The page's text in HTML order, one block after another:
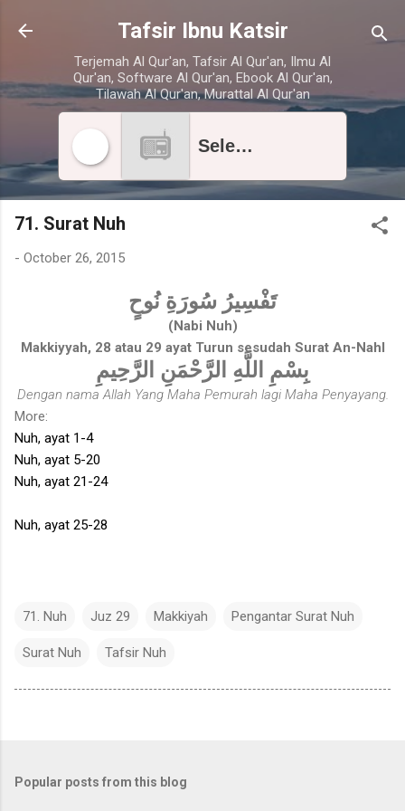
Skip to main content
Tafsir Ibnu Katsir
Terjemah Al Qur'an, Tafsir Al Qur'an, Ilmu Al
Qur'an, Software Al Qur'an, Ebook Al Qur'an,
Tilawah Al Qur'an, Murattal Al Qur'an
Select radio station
71. Surat Nuh
- October 26, 2015
تَفْسِيرُ سُورَةِ نُوحٍ
(Nabi Nuh)
Makkiyyah, 28 atau 29 ayat Turun sesudah Surat An-Nahl
بِسْمِ اللَّهِ الرَّحْمَنِ الرَّحِيمِ
Dengan nama Allah Yang Maha Pemurah lagi Maha Penyayang.
More:
Nuh, ayat 1-4
Nuh, ayat 5-20
Nuh, ayat 21-24
Nuh, ayat 25-28
71. Nuh Juz 29 Makkiyah Pengantar Surat Nuh
Surat Nuh Tafsir Nuh
Popular posts from this blog